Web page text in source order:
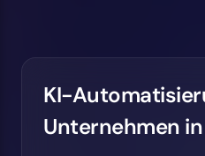
KI-
Unternehmen